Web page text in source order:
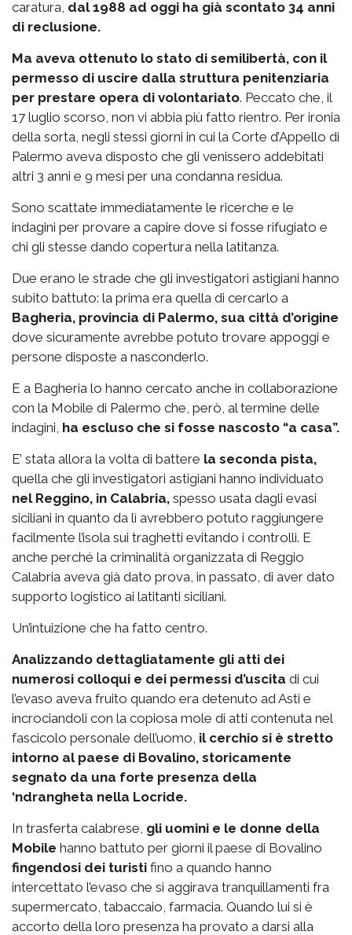
caratura, dal 1988 ad oggi ha già scontato 34 anni
di reclusione.
Ma aveva ottenuto lo stato di semilibertà, con il
permesso di uscire dalla struttura penitenziaria
per prestare opera di volontariato. Peccato che, il
17 luglio scorso, non vi abbia più fatto rientro. Per ironia
della sorta, negli stessi giorni in cui la Corte d’Appello di
Palermo aveva disposto che gli venissero addebitati
altri 3 anni e 9 mesi per una condanna residua.
Sono scattate immediatamente le ricerche e le
indagini per provare a capire dove si fosse rifugiato e
chi gli stesse dando copertura nella latitanza.
Due erano le strade che gli investigatori astigiani hanno
subito battuto: la prima era quella di cercarlo a
Bagheria, provincia di Palermo, sua città d’origine
dove sicuramente avrebbe potuto trovare appoggi e
persone disposte a nasconderlo.
E a Bagheria lo hanno cercato anche in collaborazione
con la Mobile di Palermo che, però, al termine delle
indagini, ha escluso che si fosse nascosto “a casa”.
E’ stata allora la volta di battere la seconda pista,
quella che gli investigatori astigiani hanno individuato
nel Reggino, in Calabria, spesso usata dagli evasi
siciliani in quanto da lì avrebbero potuto raggiungere
facilmente l’isola sui traghetti evitando i controlli. E
anche perché la criminalità organizzata di Reggio
Calabria aveva già dato prova, in passato, di aver dato
supporto logistico ai latitanti siciliani.
Un’intuizione che ha fatto centro.
Analizzando dettagliatamente gli atti dei
numerosi colloqui e dei permessi d’uscita di cui
l’evaso aveva fruito quando era detenuto ad Asti e
incrociandoli con la copiosa mole di atti contenuta nel
fascicolo personale dell’uomo, il cerchio si è stretto
intorno al paese di Bovalino, storicamente
segnato da una forte presenza della
‘ndrangheta nella Locride.
In trasferta calabrese, gli uomini e le donne della
Mobile hanno battuto per giorni il paese di Bovalino
fingendosi dei turisti fino a quando hanno
intercettato l’evaso che si aggirava tranquillamenti fra
supermercato, tabaccaio, farmacia. Quando lui si è
accorto della loro presenza ha provato a darsi alla